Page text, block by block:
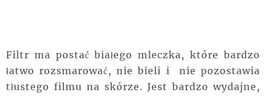
Filtr ma postać białego mleczka, które bardzo
łatwo rozsmarować, nie bieli i nie pozostawia
tłustego filmu na skórze. Jest bardzo wydajne,